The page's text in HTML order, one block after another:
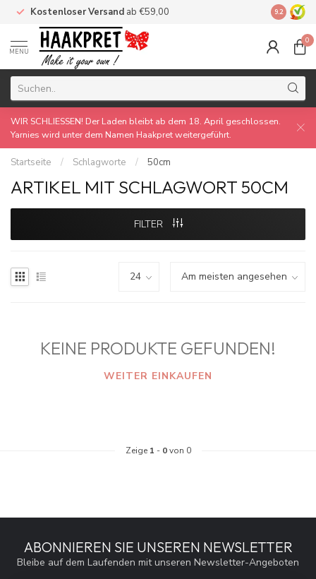
Kostenloser Versand ab €59,00 Made by
9.2
MENU
0
WIR SCHLIESSEN! Der Laden bleibt ab dem 18. April geschlossen.
Yarnies wird unter dem Namen Haakpret weitergeführt.
Startseite / Schlagworte / 50cm
ARTIKEL MIT SCHLAGWORT 50CM
FILTER
KEINE PRODUKTE GEFUNDEN!
WEITER EINKAUFEN
Zeige 1 - 0von 0
ABONNIEREN SIE UNSEREN NEWSLETTER
Bleibe auf dem Laufenden mit unseren Newsletter-Angeboten